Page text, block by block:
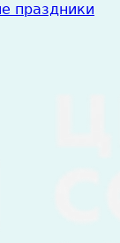
праздники